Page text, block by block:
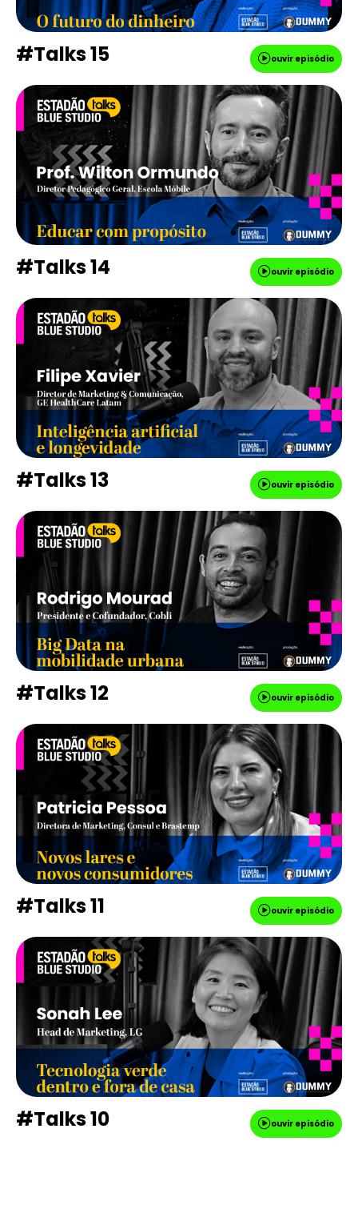
#Talks 15 ouvir episódio
#Talks 14 ouvir episódio
#Talks 13 ouvir episódio
#Talks 12 ouvir episódio
#Talks 11 ouvir episódio
#Talks 10 ouvir episódio